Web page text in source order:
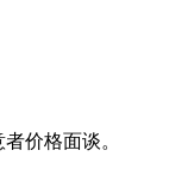
价格面谈。